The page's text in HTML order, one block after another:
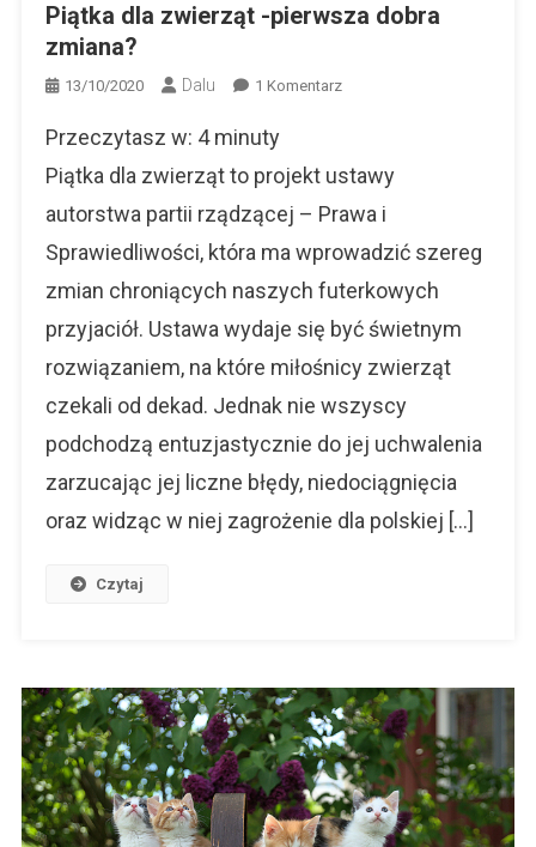
Piątka dla zwierząt -pierwsza dobra
zmiana?
13/10/2020 Dalu 1 KomentarzDo
Zwierząt
Pierwsza
Dobra
Zmiana?
Przeczytasz w: 4 minuty
Piątka dla zwierząt to projekt ustawy
autorstwa partii rządzącej – Prawa i
Sprawiedliwości, która ma wprowadzić szereg
zmian chroniących naszych futerkowych
przyjaciół. Ustawa wydaje się być świetnym
rozwiązaniem, na które miłośnicy zwierząt
czekali od dekad. Jednak nie wszyscy
podchodzą entuzjastycznie do jej uchwalenia
zarzucając jej liczne błędy, niedociągnięcia
oraz widząc w niej zagrożenie dla polskiej […]
Czytaj